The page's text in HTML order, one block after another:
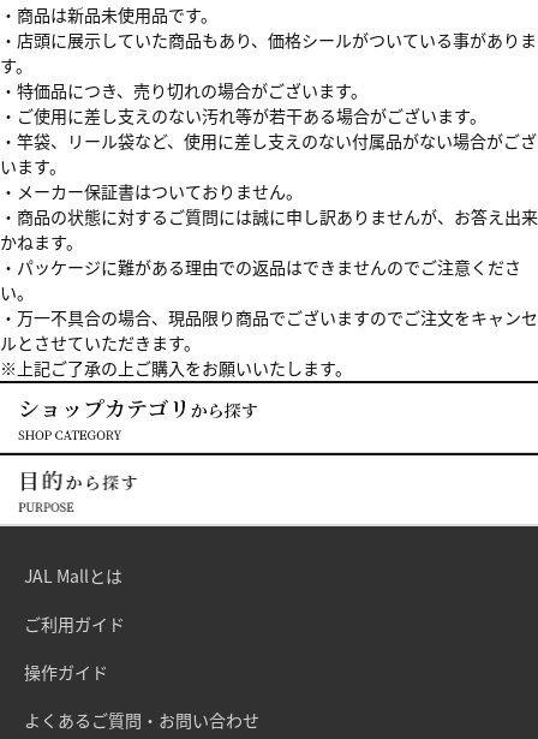
・商品は新品未使用品です。
・店頭に展示していた商品もあり、価格シールがついている事がありま
す。
・特価品につき、売り切れの場合がございます。
・ご使用に差し支えのない汚れ等が若干ある場合がございます。
・竿袋、リール袋など、使用に差し支えのない付属品がない場合がござ
います。
・メーカー保証書はついておりません。
・商品の状態に対するご質問には誠に申し訳ありませんが、お答え出来
かねます。
・パッケージに難がある理由での返品はできませんのでご注意くださ
い。
・万一不具合の場合、現品限り商品でございますのでご注文をキャンセ
ルとさせていただきます。
※上記ご了承の上ご購入をお願いいたします。
JAL Mallとは
ご利用ガイド
操作ガイド
よくあるご質問・お問い合わせ